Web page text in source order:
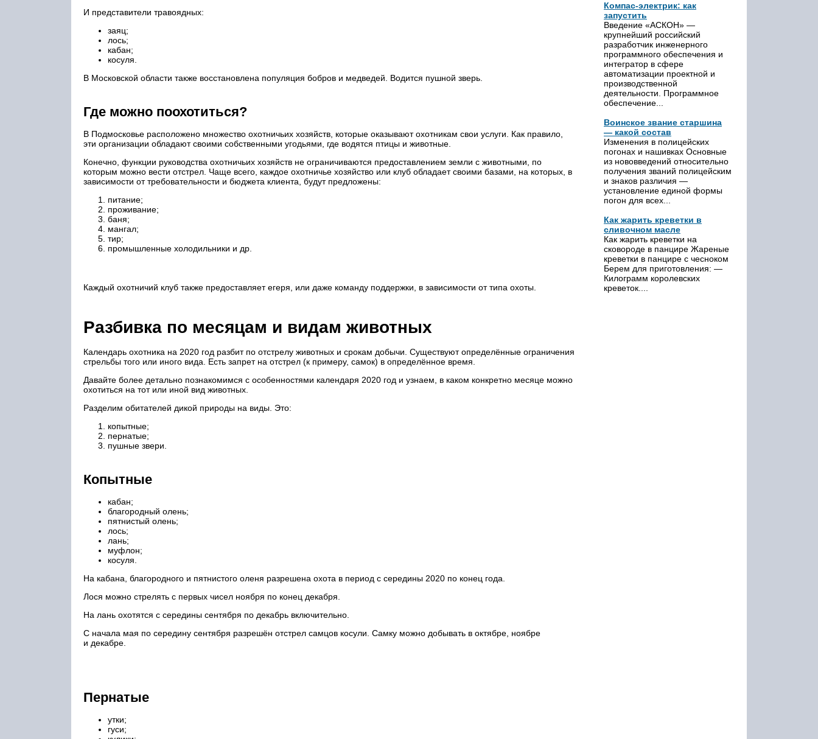
И представители травоядных:
заяц;
лось;
кабан;
косуля.
В Московской области также восстановлена популяция бобров и медведей. Водится пушной зверь.
Где можно поохотиться?
В Подмосковье расположено множество охотничьих хозяйств, которые оказывают охотникам свои услуги. Как правило,
эти организации обладают своими собственными угодьями, где водятся птицы и животные.
Конечно, функции руководства охотничьих хозяйств не ограничиваются предоставлением земли с животными, по
которым можно вести отстрел. Чаще всего, каждое охотничье хозяйство или клуб обладает своими базами, на которых, в
зависимости от требовательности и бюджета клиента, будут предложены:
питание;
проживание;
баня;
мангал;
тир;
промышленные холодильники и др.
Каждый охотничий клуб также предоставляет егеря, или даже команду поддержки, в зависимости от типа охоты.
Разбивка по месяцам и видам животных
Календарь охотника на 2020 год разбит по отстрелу животных и срокам добычи. Существуют определённые ограничения
стрельбы того или иного вида. Есть запрет на отстрел (к примеру, самок) в определённое время.
Давайте более детально познакомимся с особенностями календаря 2020 год и узнаем, в каком конкретно месяце можно
охотиться на тот или иной вид животных.
Разделим обитателей дикой природы на виды. Это:
копытные;
пернатые;
пушные звери.
Копытные
кабан;
благородный олень;
пятнистый олень;
лось;
лань;
муфлон;
косуля.
На кабана, благородного и пятнистого оленя разрешена охота в период с середины 2020 по конец года.
Лося можно стрелять с первых чисел ноября по конец декабря.
На лань охотятся с середины сентября по декабрь включительно.
С начала мая по середину сентября разрешён отстрел самцов косули. Самку можно добывать в октябре, ноябре
и декабре.
Пернатые
утки;
гуси;
Компас-электрик: как
запустить
Введение «АСКОН» —
крупнейший российский
разработчик инженерного
программного обеспечения и
интегратор в сфере
автоматизации проектной и
производственной
деятельности. Программное
обеспечение...
Воинское звание старшина
— какой состав
Изменения в полицейских
погонах и нашивках Основные
из нововведений относительно
получения званий полицейским
и знаков различия —
установление единой формы
погон для всех...
Как жарить креветки в
сливочном масле
Как жарить креветки на
сковороде в панцире Жареные
креветки в панцире с чесноком
Берем для приготовления: —
Килограмм королевских
креветок....